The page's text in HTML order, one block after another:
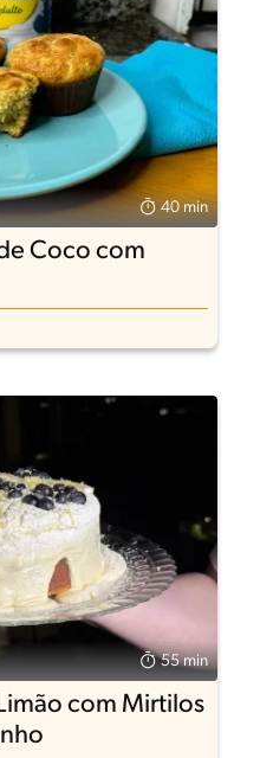
40 min
Coco com
55 min
com Mirtilos